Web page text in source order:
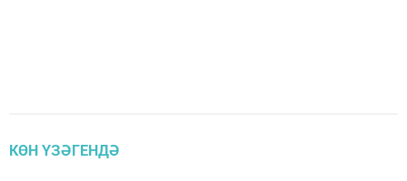
КӨН ҮЗӘГЕНДӘ